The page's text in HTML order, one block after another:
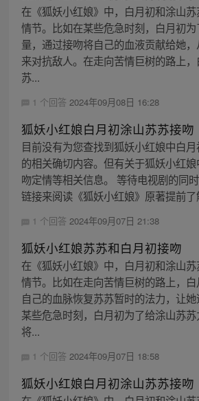
在《狐妖小红娘》中，白月初和涂山
情节。比如在某些危急时刻，白月初
量，通过接吻将自己的血液贡献给她
来对抗敌人。在走向苦情巨树的路上
苏...
1 个回答 2024年09月08日 16:28
狐妖小红娘白月初涂山苏苏接吻
目前没有为您查找到狐妖小红娘中白
的相关确切内容。但有关于狐妖小红
吻定情等相关信息。 等待电视剧的同
链接来阅读《狐妖小红娘》原著提前
1 个回答 2024年09月07日 21:38
狐妖小红娘苏苏和白月初接吻
在《狐妖小红娘》中，白月初和涂山
情节。比如在走向苦情巨树的路上，
自己的血脉恢复苏苏暂时的法力，让
某些危急时刻，白月初为了给涂山苏
将...
1 个回答 2024年09月07日 18:58
狐妖小红娘白月初涂山苏苏接吻